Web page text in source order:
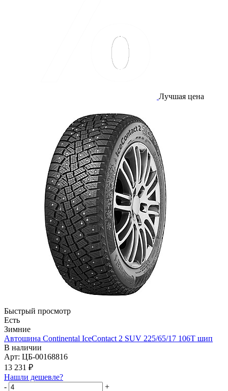
Лучшая цена
Быстрый просмотр
Есть
Зимние
Автошина Continental IceContact 2 SUV 225/65/17 106T шип
В наличии
Арт: ЦБ-00168816
13 231 ₽
Нашли дешевле?
-
+